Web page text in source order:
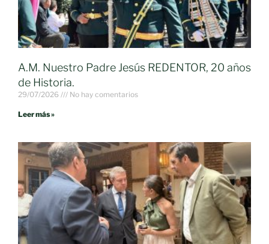
A.M. Nuestro Padre Jesús REDENTOR, 20 años
de Historia.
29/07/2026 No hay comentarios
Leer más »